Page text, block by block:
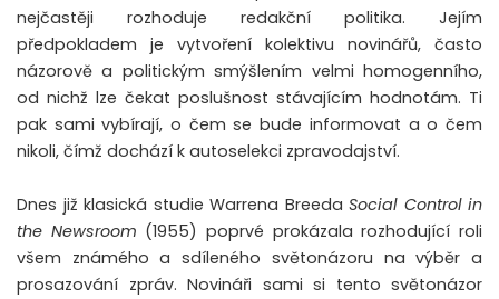
nejčastěji rozhoduje redakční politika. Jejím
předpokladem je vytvoření kolektivu novinářů, často
názorově a politickým smýšlením velmi homogenního,
od nichž lze čekat poslušnost stávajícím hodnotám. Ti
pak sami vybírají, o čem se bude informovat a o čem
nikoli, čímž dochází k autoselekci zpravodajství.
Dnes již klasická studie Warrena Breeda Social Control in
the Newsroom (1955) poprvé prokázala rozhodující roli
všem známého a sdíleného světonázoru na výběr a
prosazování zpráv. Novináři sami si tento světonázor